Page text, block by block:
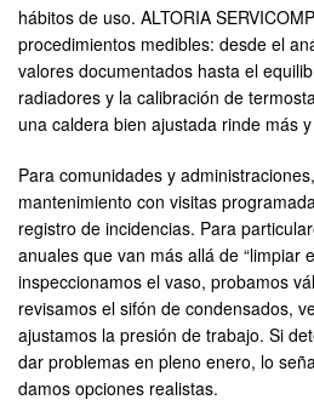
hábitos de uso. ALTORIA
procedimientos medibles: desde el
valores documentados hasta el
radiadores y la calibración de
una caldera bien ajustada rinde más
Para comunidades y
mantenimiento con visitas
registro de incidencias. Para
anuales que van más allá de “limpiar
inspeccionamos el vaso, probamos
revisamos el sifón de condensados,
ajustamos la presión de trabajo. Si
dar problemas en pleno enero, lo
damos opciones realistas.